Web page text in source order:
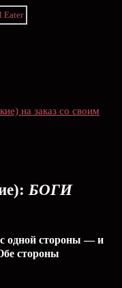
на заказ со своим
БОГИ
одной стороны — и
стороны